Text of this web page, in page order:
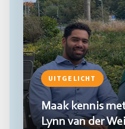
UITGELICHT
Maak kennis
Lynn van der